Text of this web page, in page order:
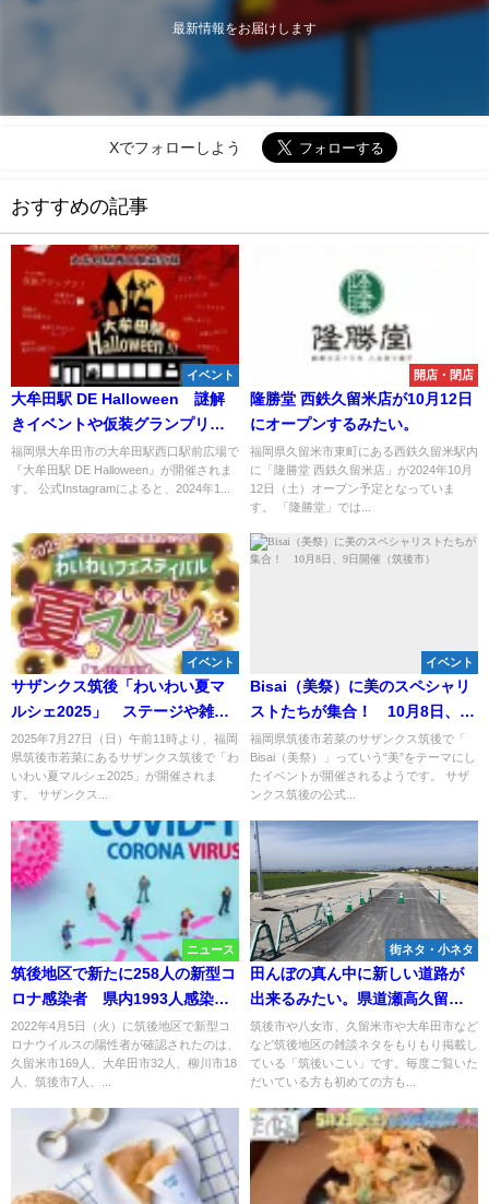
最新情報をお届けします
Xでフォローしよう
おすすめの記事
イベント
大牟田駅 DE Halloween 謎解
きイベントや仮装グランプリな
ど開催！
福岡県大牟田市の大牟田駅西口駅前広場で
『大牟田駅 DE Halloween』が開催されま
す。 公式Instagramによると、2024年1...
開店・閉店
隆勝堂 西鉄久留米店が10月12日
にオープンするみたい。
福岡県久留米市東町にある西鉄久留米駅内
に「隆勝堂 西鉄久留米店」が2024年10月
12日（土）オープン予定となっていま
す。 「隆勝堂」では...
イベント
サザンクス筑後「わいわい夏マ
ルシェ2025」 ステージや雑貨
やワークショップなど一日楽し
くすごせる！
2025年7月27日（日）午前11時より、福岡
県筑後市若菜にあるサザンクス筑後で「わ
いわい夏マルシェ2025」が開催されま
す。 サザンクス...
イベント
Bisai（美祭）に美のスペシャリ
ストたちが集合！ 10月8日、9
日開催（筑後市）
福岡県筑後市若菜のサザンクス筑後で「
Bisai（美祭）」っていう“美”をテーマにし
たイベントが開催されるようです。 サザ
ンクス筑後の公式...
ニュース
筑後地区で新たに258人の新型コ
ロナ感染者 県内1993人感染、4
人死亡【4月5日】
2022年4月5日（火）に筑後地区で新型コ
ロナウイルスの陽性者が確認されたのは、
久留米市169人、大牟田市32人、柳川市18
人、筑後市7人、...
街ネタ・小ネタ
田んぼの真ん中に新しい道路が
出来るみたい。県道瀬高久留米
線の新設工事だって
筑後市や八女市、久留米市や大牟田市など
など筑後地区の雑談ネタをもりもり掲載し
ている「筑後いこい」です。毎度ご覧いた
だいている方も初めての方も...